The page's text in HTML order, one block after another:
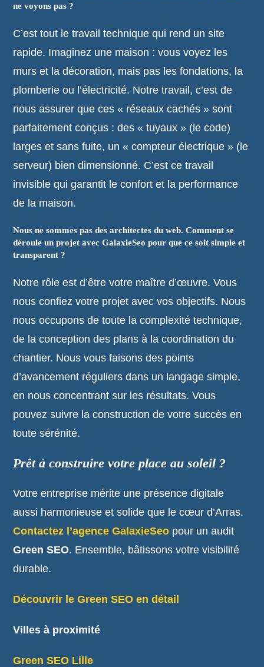
ne voyons pas ?
C’est tout le travail technique qui rend un site
rapide. Imaginez une maison : vous voyez les
murs et la décoration, mais pas les fondations, la
plomberie ou l’électricité. Notre travail, c’est de
nous assurer que ces « réseaux cachés » sont
parfaitement conçus : des « tuyaux » (le code)
larges et sans fuite, un « compteur électrique » (le
serveur) bien dimensionné. C’est ce travail
invisible qui garantit le confort et la performance
de la maison.
Nous ne sommes pas des architectes du web. Comment se
déroule un projet avec GalaxieSeo pour que ce soit simple et
transparent ?
Notre rôle est d’être votre maître d’œuvre. Vous
nous confiez votre projet avec vos objectifs. Nous
nous occupons de toute la complexité technique,
de la conception des plans à la coordination du
chantier. Nous vous faisons des points
d’avancement réguliers dans un langage simple,
en nous concentrant sur les résultats. Vous
pouvez suivre la construction de votre succès en
toute sérénité.
Prêt à construire votre place au soleil ?
Votre entreprise mérite une présence digitale
aussi harmonieuse et solide que le cœur d’Arras.
Contactez l’agence GalaxieSeo pour un audit
Green SEO. Ensemble, bâtissons votre visibilité
durable.
Découvrir le Green SEO en détail
Villes à proximité
Green SEO Lille